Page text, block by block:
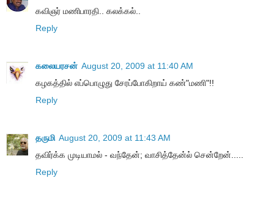
கவிஞர் மணிபாரதி.. கலக்கல்..
Reply
கலையரசன் August 20, 2009 at 11:40 AM
கழகத்தில் எப்பொழுது சேரப்போகிறாய் கண்"மணி"!!
Reply
தருமி August 20, 2009 at 11:43 AM
தவிர்க்க முடியாமல் - வந்தேன்; வாசித்தேன்ல் சென்றேன்.....
Reply